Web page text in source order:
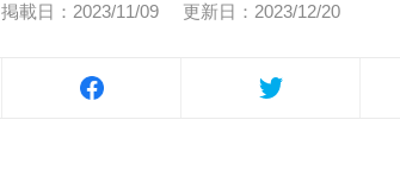
掲載日：2023/11/09
更新日：2023/12/20